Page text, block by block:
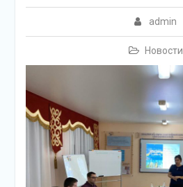
admin
Новости